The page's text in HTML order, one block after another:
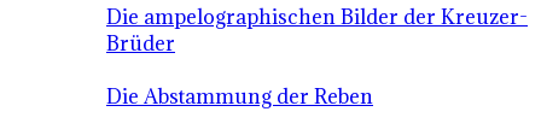
Die ampelographischen Bilder der Kreuzer-
Brüder
Die Abstammung der Reben